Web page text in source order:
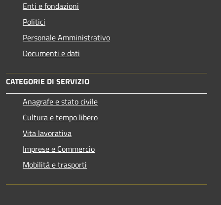
Enti e fondazioni
Politici
Personale Amministrativo
Documenti e dati
CATEGORIE DI SERVIZIO
Anagrafe e stato civile
Cultura e tempo libero
Vita lavorativa
Imprese e Commercio
Mobilità e trasporti